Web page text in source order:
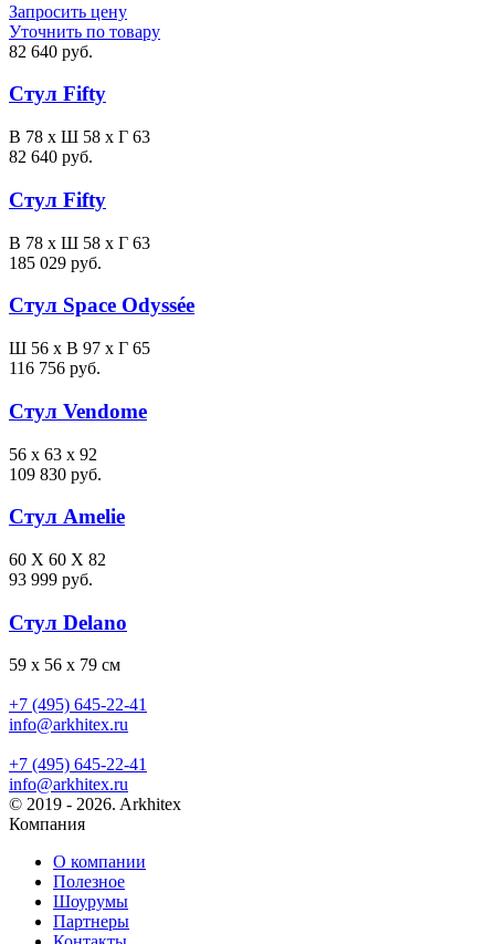
Запросить цену
Уточнить по товару
82 640 руб.
Стул Fifty
В 78 x Ш 58 x Г 63
82 640 руб.
Стул Fifty
В 78 x Ш 58 x Г 63
185 029 руб.
Стул Space Odyssée
Ш 56 x В 97 x Г 65
116 756 руб.
Стул Vendome
56 x 63 x 92
109 830 руб.
Стул Amelie
60 X 60 X 82
93 999 руб.
Стул Delano
59 x 56 x 79 см
+7 (495) 645-22-41
info@arkhitex.ru
+7 (495) 645-22-41
info@arkhitex.ru
© 2019 - 2026. Arkhitex
Компания
О компании
Полезное
Шоурумы
Партнеры